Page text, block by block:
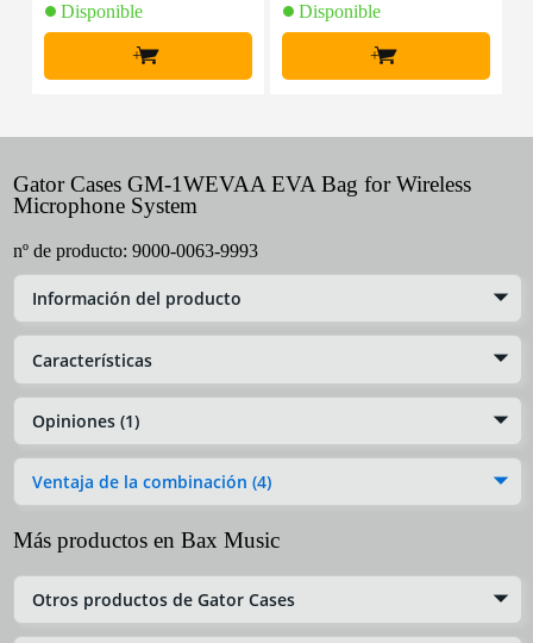
Disponible
+
Disponible
+
Gator Cases GM-1WEVAA EVA Bag for Wireless
Microphone System
nº de producto: 9000-0063-9993
Información del producto
Características
Opiniones (1)
Ventaja de la combinación (4)
Más productos en Bax Music
Otros productos de Gator Cases